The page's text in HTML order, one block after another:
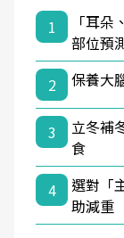
1
「耳
部位預
2
保養大
3
立冬補
食
4
選對「
助減重